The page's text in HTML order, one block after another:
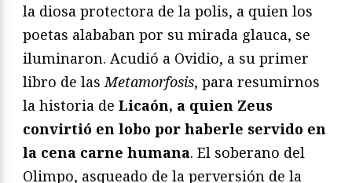
la diosa protectora de la polis, a quien los
poetas alababan por su mirada glauca, se
iluminaron. Acudió a Ovidio, a su primer
libro de las Metamorfosis, para resumirnos
la historia de Licaón, a quien Zeus
convirtió en lobo por haberle servido en
la cena carne humana. El soberano del
Olimpo, asqueado de la perversión de la